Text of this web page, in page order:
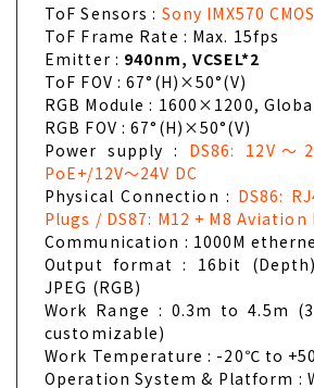
ToF Sensors : Sony IMX570 CMOS
ToF Frame Rate : Max. 15fps
Emitter : 940nm, VCSEL*2
ToF FOV : 67°(H)×50°(V)
RGB Module : 1600×1200,
RGB FOV : 67°(H)×50°(V)
Power supply : DS86: 12V～
PoE+/12V～24V DC
Physical Connection : DS86:
Plugs / DS87: M12 + M8 Aviation
Communication : 1000M
Output format : 16bit
JPEG (RGB)
Work Range : 0.3m to 4.5m
customizable)
Work Temperature : -20℃ to
Operation System & Platform :